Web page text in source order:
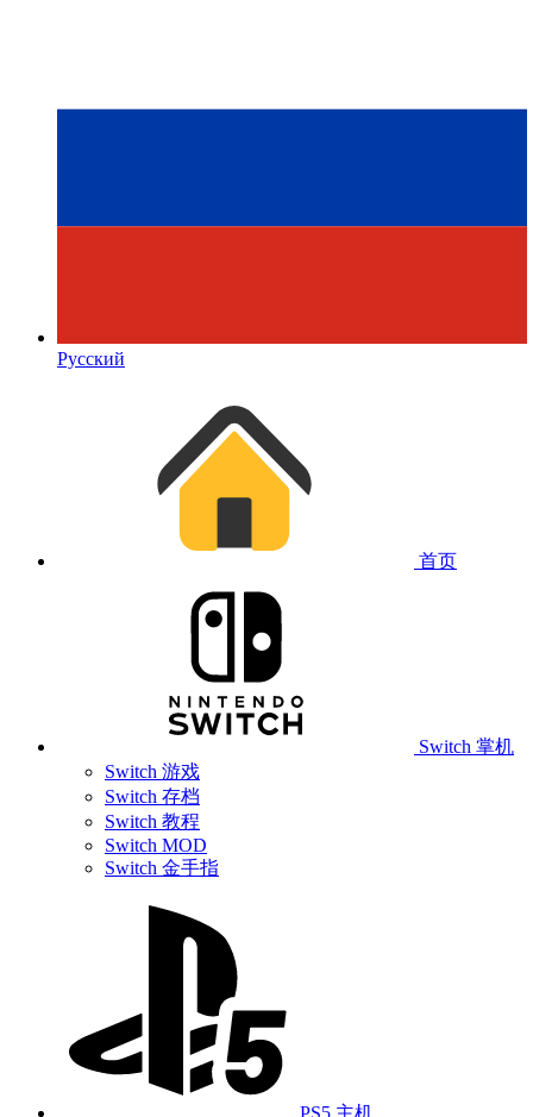
Русский
首页
Switch 掌机
Switch 游戏
Switch 存档
Switch 教程
Switch MOD
Switch 金手指